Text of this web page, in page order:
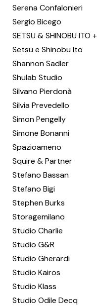
Serena Confalonieri
Sergio Bicego
SETSU & SHINOBU ITO
Setsu e Shinobu Ito
Shannon Sadler
Shulab Studio
Silvano Pierdonà
Silvia Prevedello
Simon Pengelly
Simone Bonanni
Spazioameno
Squire & Partner
Stefano Bassan
Stefano Bigi
Stephen Burks
Storagemilano
Studio Charlie
Studio G&R
Studio Gherardi
Studio Kairos
Studio Klass
Studio Odile Decq